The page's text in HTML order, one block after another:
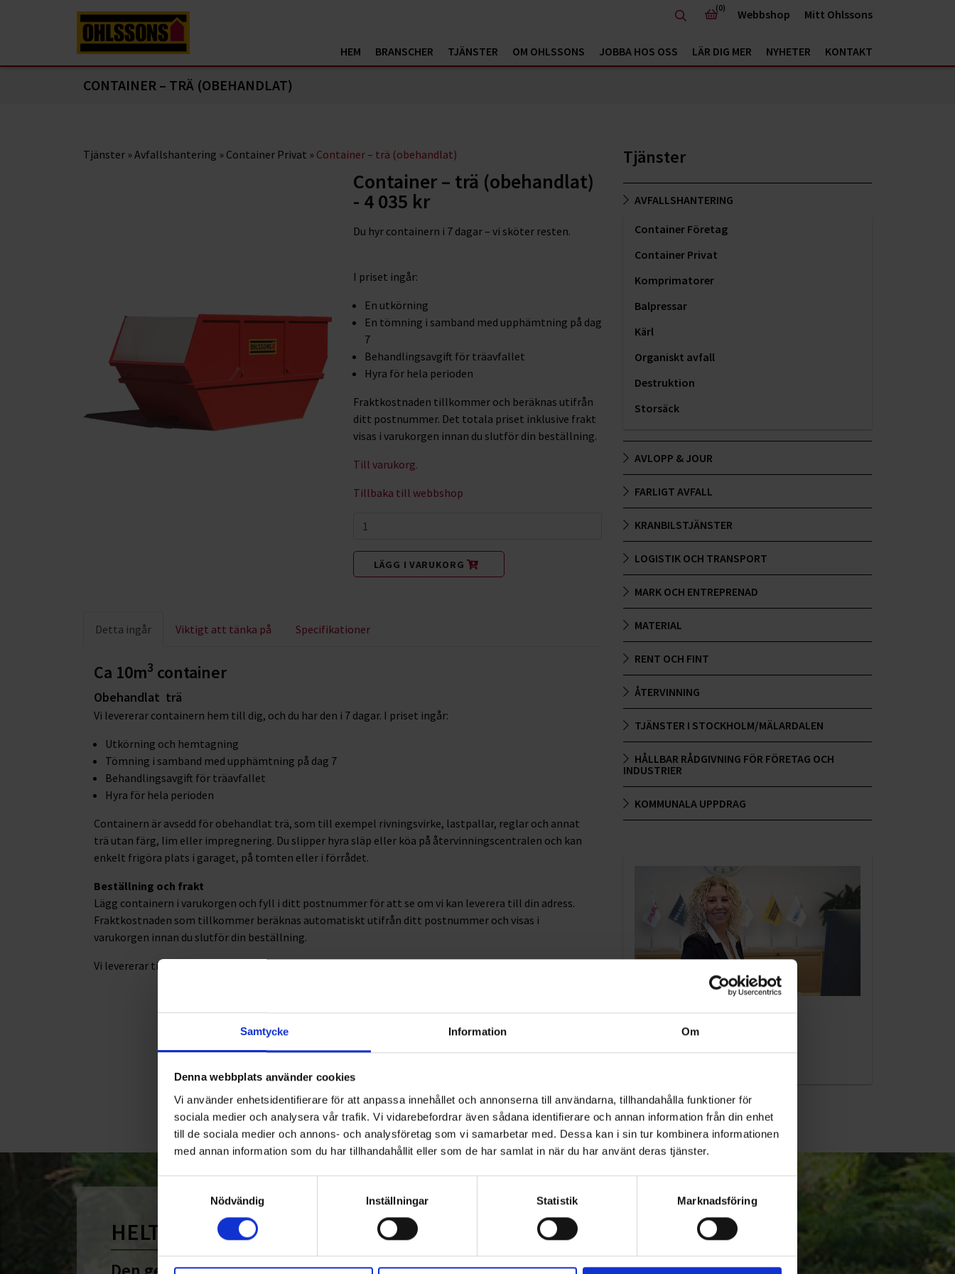
Samtycke Information Om
Denna webbplats använder cookies
Vi använder enhetsidentifierare för att anpassa innehållet och annonserna till användarna, tillhandahålla funktioner för
sociala medier och analysera vår trafik. Vi vidarebefordrar även sådana identifierare och annan information från din enhet
till de sociala medier och annons- och analysföretag som vi samarbetar med. Dessa kan i sin tur kombinera informationen
med annan information som du har tillhandahållit eller som de har samlat in när du har använt deras tjänster.
Nödvändig
Inställningar Statistik Marknadsföring
HEM BRANSCHER TJÄNSTER OM OHLSSONS JOBBA HOS OSS LÄR DIG MER NYHETER KONTAKT
(0) Webbshop Mitt Ohlssons
CONTAINER – TRÄ (OBEHANDLAT)
Tjänster »Avfallshantering » Container Privat » Container – trä (obehandlat)
Container – trä (obehandlat)
- 4 035 kr
Du hyr containern i 7 dagar – vi sköter resten.
I priset ingår:
En utkörning
En tömning i samband med upphämtning på dag
7
Behandlingsavgift för träavfallet
Hyra för hela perioden
Fraktkostnaden tillkommer och beräknas utifrån
ditt postnummer. Det totala priset inklusive frakt
visas i varukorgen innan du slutför din beställning.
Till varukorg.
Tillbaka till webbshop
LÄGG I VARUKORG
Detta ingår Viktigt att tänka på Specifikationer
Ca 10m3 container
Obehandlat trä
Vi levererar containern hem till dig, och du har den i 7 dagar. I priset ingår:
Utkörning och hemtagning
Tömning i samband med upphämtning på dag 7
Behandlingsavgift för träavfallet
Hyra för hela perioden
Containern är avsedd för obehandlat trä, som till exempel rivningsvirke, lastpallar, reglar och annat
trä utan färg, lim eller impregnering. Du slipper hyra släp eller köa på återvinningscentralen och kan
enkelt frigöra plats i garaget, på tomten eller i förrådet.
Beställning och frakt
Lägg containern i varukorgen och fyll i ditt postnummer för att se om vi kan leverera till din adress.
Fraktkostnaden som tillkommer beräknas automatiskt utifrån ditt postnummer och visas i
varukorgen innan du slutför din beställning.
Vi levererar till de flesta kommuner i
Tjänster
AVFALLSHANTERING
Container Företag
Container Privat
Komprimatorer
Balpressar
Kärl
Organiskt avfall
Destruktion
Storsäck
Sekretess
AVLOPP & JOUR
FARLIGT AVFALL
KRANBILSTJÄNSTER
LOGISTIK OCH TRANSPORT
MARK OCH ENTREPRENAD
MATERIAL
RENT OCH FINT
ÅTERVINNING
TJÄNSTER I STOCKHOLM/MÄLARDALEN
HÅLLBAR RÅDGIVNING FÖR FÖRETAG OCH
INDUSTRIER
KOMMUNALA UPPDRAG
KUNDTJÄNST
010-45 00 200​
HELT ENKELT HÅLLBART